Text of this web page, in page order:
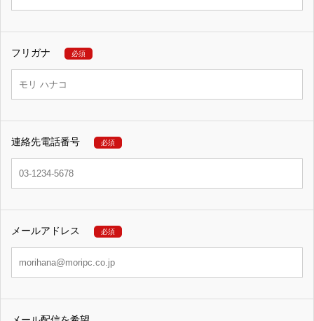
フリガナ 必須
連絡先電話番号 必須
メールアドレス 必須